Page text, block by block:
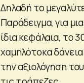
Δηλαδή το
Παράδειγμα, για
ίδια κεφάλαια, το
χαμηλότοκα
την αξιολόγηση